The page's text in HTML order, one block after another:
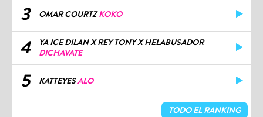
3 OMAR COURTZKOKO
4
YA ICE DILAN X REY TONY X HELABUSADOR
DICHAVATE
5 KATTEYESALO
TODO EL RANKING